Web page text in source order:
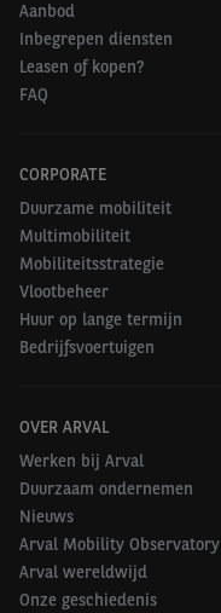
Aanbod
Inbegrepen diensten
Leasen of kopen?
FAQ
CORPORATE
Duurzame mobiliteit
Multimobiliteit
Mobiliteitsstrategie
Vlootbeheer
Huur op lange termijn
Bedrijfsvoertuigen
OVER ARVAL
Werken bij Arval
Duurzaam ondernemen
Nieuws
Arval Mobility Observatory
Arval wereldwijd
Onze geschiedenis